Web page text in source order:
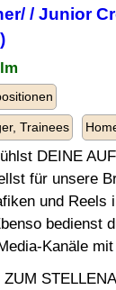
/ / Junior
Trainees
DEINE
für unsere
und Reels
bedienst
Kanäle